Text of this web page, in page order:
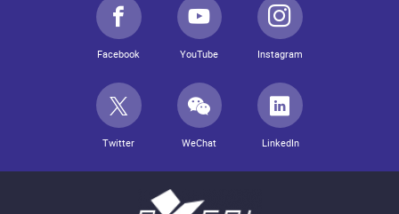
Facebook YouTube Instagram
Twitter WeChat LinkedIn